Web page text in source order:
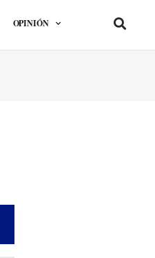
OPINIÓN